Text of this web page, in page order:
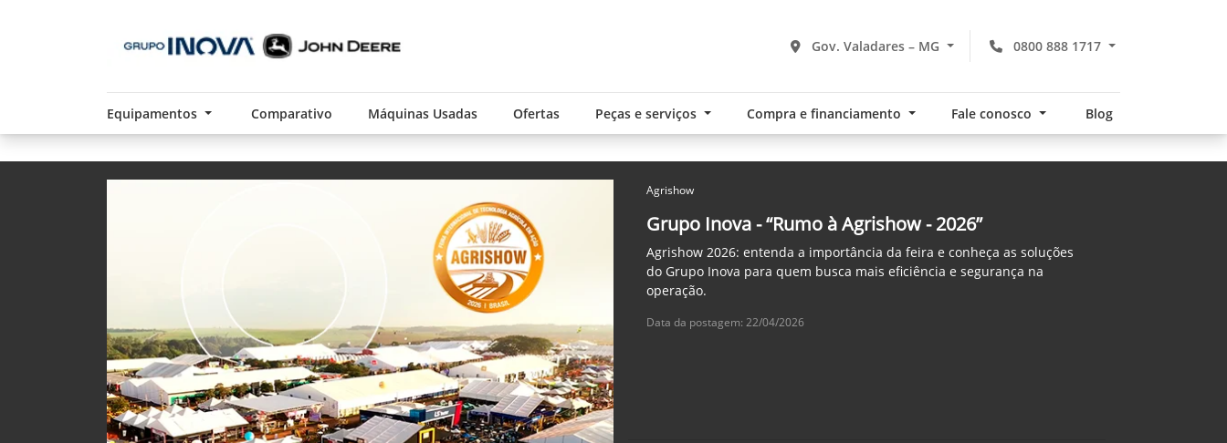
0800 888 1717
Gov. Valadares – MG
Equipamentos Comparativo Máquinas Usadas Ofertas Peças e serviços Compra e financiamento Fale conosco Blog
Agrishow
Grupo Inova - “Rumo à Agrishow - 2026”
Agrishow 2026: entenda a importância da feira e conheça as soluções
do Grupo Inova para quem busca mais eficiência e segurança na
operação.
Data da postagem: 22/04/2026